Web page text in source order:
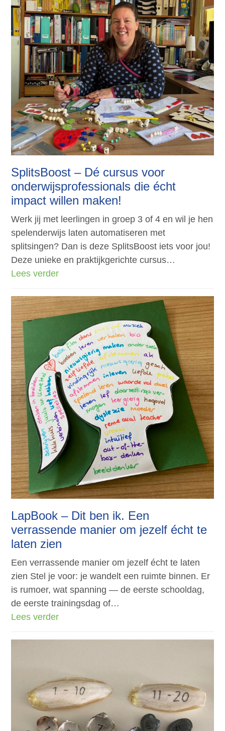
SplitsBoost – Dé cursus voor
onderwijsprofessionals die écht
impact willen maken!
Werk jij met leerlingen in groep 3 of 4 en wil je hen
spelenderwijs laten automatiseren met
splitsingen? Dan is deze SplitsBoost iets voor jou!
Deze unieke en praktijkgerichte cursus…
Lees verder
LapBook – Dit ben ik. Een
verrassende manier om jezelf écht te
laten zien
Een verrassende manier om jezelf écht te laten
zien Stel je voor: je wandelt een ruimte binnen. Er
is rumoer, wat spanning — de eerste schooldag,
de eerste trainingsdag of…
Lees verder